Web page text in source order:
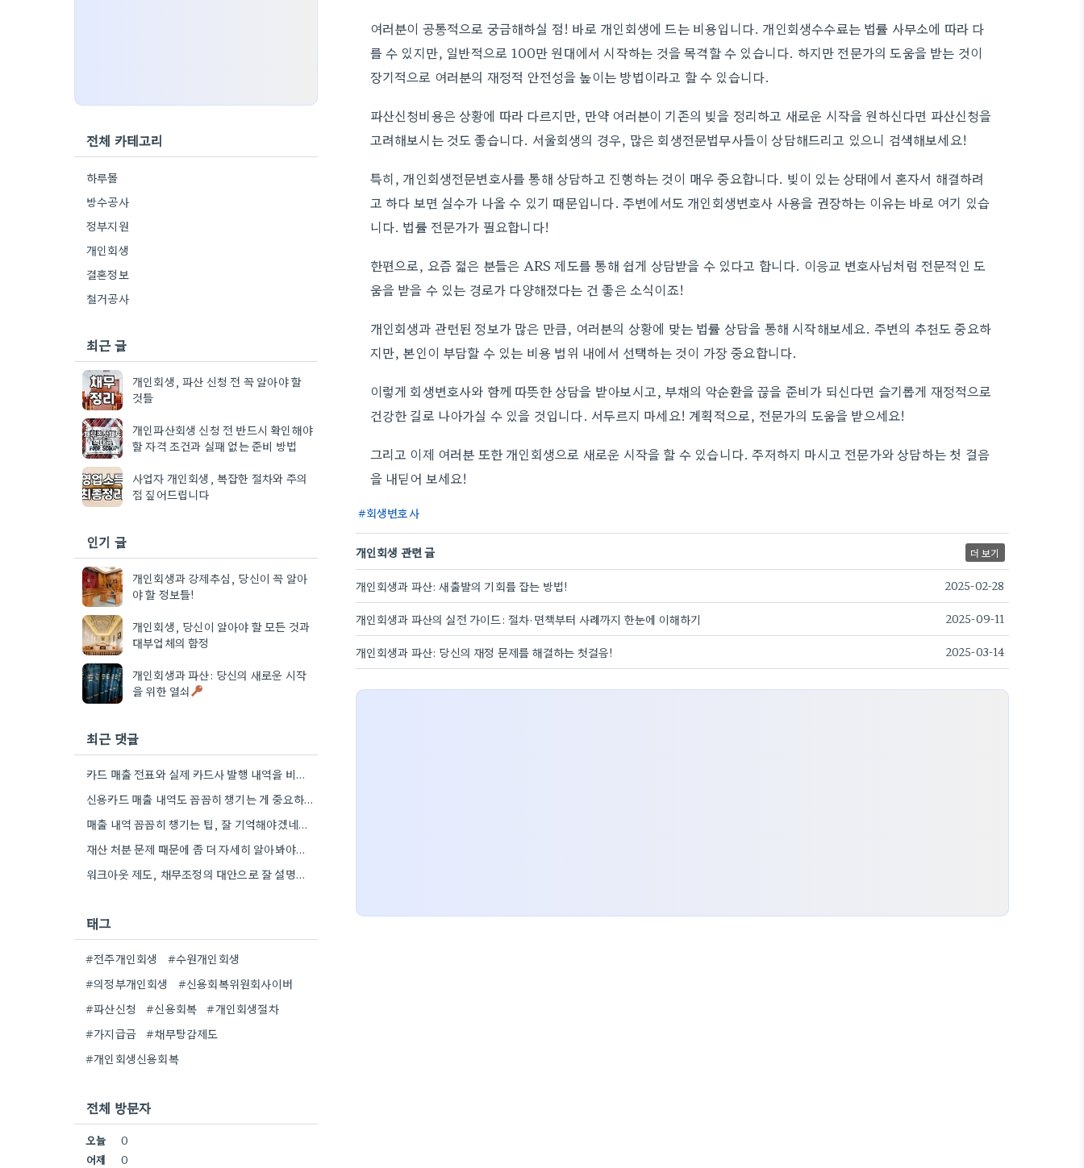
여러분이 공통적으로 궁금해하실 점! 바로 개인회생에 드는 비용입니다. 개인회생수수료는 법률 사무소에 따라 다
를 수 있지만, 일반적으로 100만 원대에서 시작하는 것을 목격할 수 있습니다. 하지만 전문가의 도움을 받는 것이
장기적으로 여러분의 재정적 안전성을 높이는 방법이라고 할 수 있습니다.
파산신청비용은 상황에 따라 다르지만, 만약 여러분이 기존의 빚을 정리하고 새로운 시작을 원하신다면 파산신청을
고려해보시는 것도 좋습니다. 서울회생의 경우, 많은 회생전문법무사들이 상담해드리고 있으니 검색해보세요!
특히, 개인회생전문변호사를 통해 상담하고 진행하는 것이 매우 중요합니다. 빚이 있는 상태에서 혼자서 해결하려
고 하다 보면 실수가 나올 수 있기 때문입니다. 주변에서도 개인회생변호사 사용을 권장하는 이유는 바로 여기 있습
니다. 법률 전문가가 필요합니다!
한편으로, 요즘 젊은 분들은 ARS 제도를 통해 쉽게 상담받을 수 있다고 합니다. 이응교 변호사님처럼 전문적인 도
움을 받을 수 있는 경로가 다양해졌다는 건 좋은 소식이죠!
개인회생과 관련된 정보가 많은 만큼, 여러분의 상황에 맞는 법률 상담을 통해 시작해보세요. 주변의 추천도 중요하
지만, 본인이 부담할 수 있는 비용 범위 내에서 선택하는 것이 가장 중요합니다.
이렇게 회생변호사와 함께 따뜻한 상담을 받아보시고, 부채의 악순환을 끊을 준비가 되신다면 슬기롭게 재정적으로
건강한 길로 나아가실 수 있을 것입니다. 서두르지 마세요! 계획적으로, 전문가의 도움을 받으세요!
그리고 이제 여러분 또한 개인회생으로 새로운 시작을 할 수 있습니다. 주저하지 마시고 전문가와 상담하는 첫 걸음
을 내딛어 보세요!
회생변호사
개인회생 관련 글 더 보기
개인회생과 파산: 새출발의 기회를 잡는 방법! 2025-02-28
개인회생과 파산의 실전 가이드: 절차·면책부터 사례까지 한눈에 이해하기 2025-09-11
개인회생과 파산: 당신의 재정 문제를 해결하는 첫걸음! 2025-03-14
전체 카테고리
하루몰
방수공사
정부지원
개인회생
결혼정보
철거공사
최근 글
개인회생, 파산 신청 전 꼭 알아야 할
것들
개인파산회생 신청 전 반드시 확인해야
할 자격 조건과 실패 없는 준비 방법
사업자 개인회생, 복잡한 절차와 주의
점 짚어드립니다
인기 글
개인회생과 강제추심, 당신이 꼭 알아
야 할 정보들!
개인회생, 당신이 알아야 할 모든 것과
대부업체의 함정
개인회생과 파산: 당신의 새로운 시작
을 위한 열쇠
최근 댓글
카드 매출 전표와 실제 카드사 발행 내역을 비교해본 게 정말 중요한 포인트였네요. 소득을 정확하게 계산하는…
신용카드 매출 내역도 꼼꼼히 챙기는 게 중요하네요. 저도 사업 초기때 비슷한 경험이 있어서, 작은 돈이라도…
매출 내역 꼼꼼히 챙기는 팁, 잘 기억해야겠네요. 사업자분들께서는 특히 세금 계산서 기록을 꼼꼼히 해야 하는…
재산 처분 문제 때문에 좀 더 자세히 알아봐야겠네요. 워크아웃이랑 비교하면서 고려해야 할 사항이 많아 보입니다.
워크아웃 제도, 채무조정의 대안으로 잘 설명해주셨네요. 저는 금융기관과의 협의를 통해 이자율을 낮추는 부분이 가장 매력적으로…
태그
#전주개인회생
#수원개인회생
#의정부개인회생
#신용회복위원회사이버
#파산신청
#신용회복
#개인회생절차
#가지급금
#채무탕감제도
#개인회생신용회복
전체 방문자
오늘
0
어제
0